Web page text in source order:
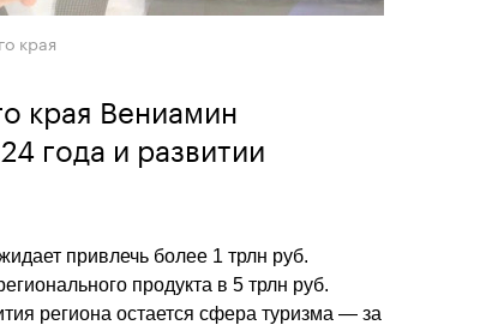
края
края Вениамин
года и развитии
привлечь более 1 трлн руб.
продукта в 5 трлн руб.
региона остается сфера туризма — за